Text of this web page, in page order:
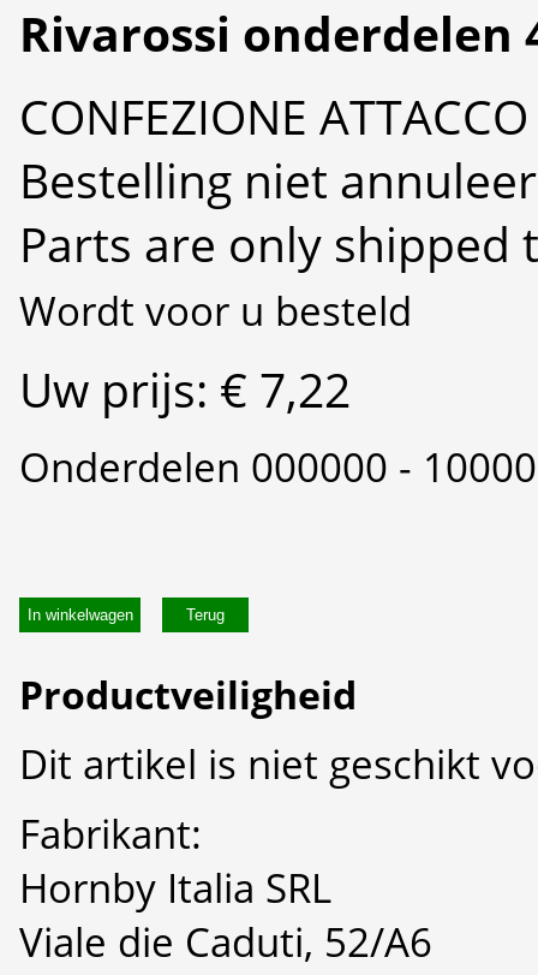
Rivarossi onderdelen
CONFEZIONE ATTACCO
Bestelling niet
Parts are only shipped
Wordt voor u besteld
Uw prijs: € 7,22
Onderdelen 000000 -
In winkelwagen
Productveiligheid
Dit artikel is niet geschikt
Fabrikant:
Hornby Italia SRL
Viale die Caduti, 52/A6